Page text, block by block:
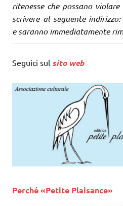
ritenesse che possano
scrivere al seguente indirizzo:
e saranno immediatamente
Seguici sul sito web
Perché «Petite Plaisance»